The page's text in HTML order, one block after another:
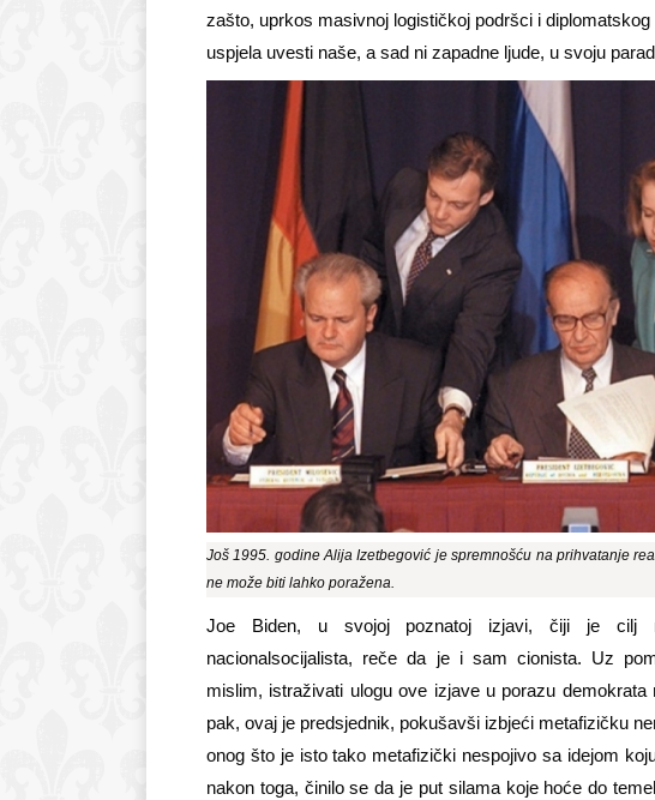
zašto, uprkos masivnoj logističkoj podršci i
uspjela uvesti naše, a sad ni zapadne ljude, u svoju
Još 1995. godine Alija Izetbegović je spremnošću na prihvatanje
ne može biti lahko poražena.
Joe Biden, u svojoj poznatoj izjavi,čiji je cilj
nacionalsocijalista, reče da je i sam cionista. Uz
mislim, istraživati ulogu ove izjave u porazu
pak, ovaj je predsjednik, pokušavši izbjeći metafizičku
onog što je isto tako metafizički nespojivo sa idejom
nakon toga, činilo se da je put silama koje hoće do